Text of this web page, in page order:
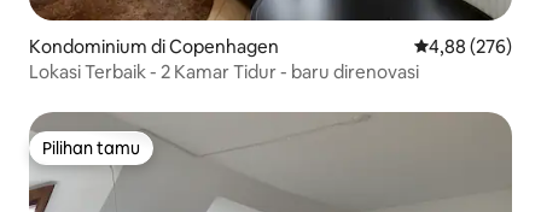
Kondominium di Copenhagen Nilai rata-rata
4,88 (276)
Lokasi Terbaik - 2 Kamar Tidur - baru direnovasi
Pilihan tamu
Pilihan tamu